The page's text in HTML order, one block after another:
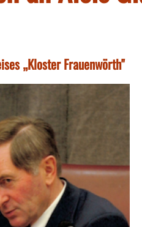
„Kloster Frauenwörth"